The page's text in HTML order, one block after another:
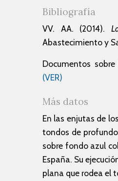
Bibliografía
VV. AA. (2014).
Abastecimiento y
Documentos
(VER)
Más datos
En las enjutas de
tondos de
sobre fondo azul
España. Su
plana que rodea el